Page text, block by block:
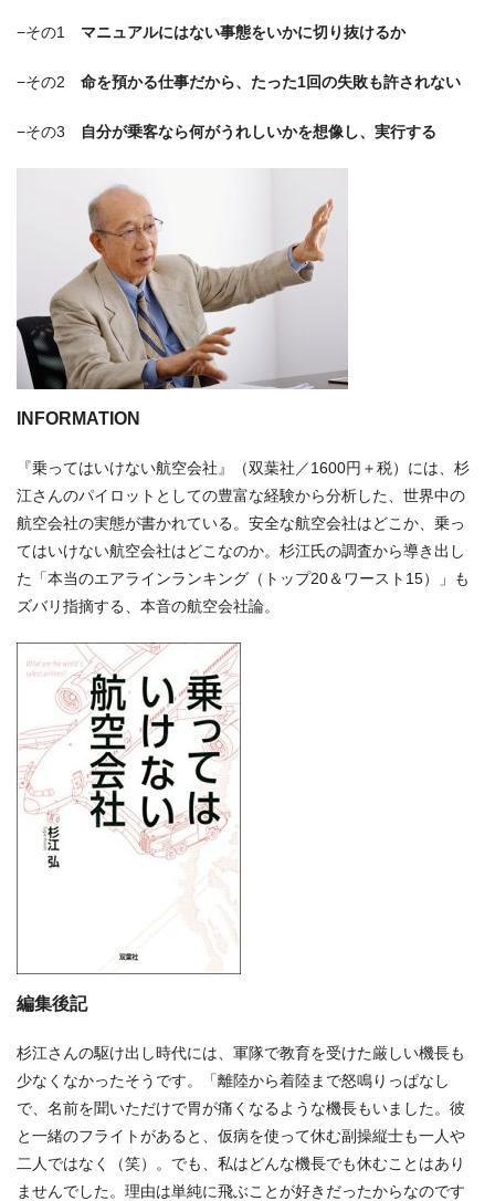
−その1 マニュアルにはない事態をいかに切り抜けるか
−その2 命を預かる仕事だから、たった1回の失敗も許されない
−その3 自分が乗客なら何がうれしいかを想像し、実行する
INFORMATION
『乗ってはいけない航空会社』（双葉社／1600円＋税）には、杉
江さんのパイロットとしての豊富な経験から分析した、世界中の
航空会社の実態が書かれている。安全な航空会社はどこか、乗っ
てはいけない航空会社はどこなのか。杉江氏の調査から導き出し
た「本当のエアラインランキング（トップ20＆ワースト15）」も
ズバリ指摘する、本音の航空会社論。
編集後記
杉江さんの駆け出し時代には、軍隊で教育を受けた厳しい機長も
少なくなかったそうです。「離陸から着陸まで怒鳴りっぱなし
で、名前を聞いただけで胃が痛くなるような機長もいました。彼
と一緒のフライトがあると、仮病を使って休む副操縦士も一人や
二人ではなく（笑）。でも、私はどんな機長でも休むことはあり
ませんでした。理由は単純に飛ぶことが好きだったからなのです